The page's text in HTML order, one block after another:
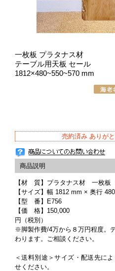
一枚板 プラタナス材
テーブル用天板 セール
1812×480~550~570 mm
売約済み ありがと
【材 質】プラタナス材 一枚
【サイズ】幅 1812 mm × 奥行
【型 番】E756
【価 格】150,000
円（税別）
※脚製作費/4万から８万円程度。
わります。ご相談ください。
＜送料別途＞サイズ・配送先に
せください。